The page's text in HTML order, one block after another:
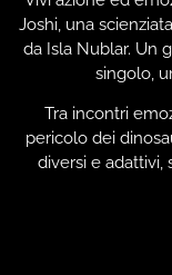
Joshi, una
da Isla Nublar. Un
singolo,
Tra incontri
pericolo dei
diversi e adattivi,